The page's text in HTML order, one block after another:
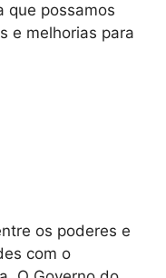
que possamos
e melhorias para
os poderes e
com o